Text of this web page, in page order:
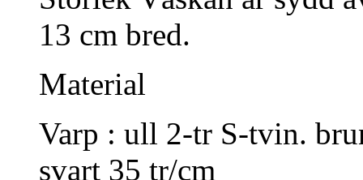
13 cm bred.
Material
Varp : ull 2-tr S-tvin.
svart 35 tr/cm